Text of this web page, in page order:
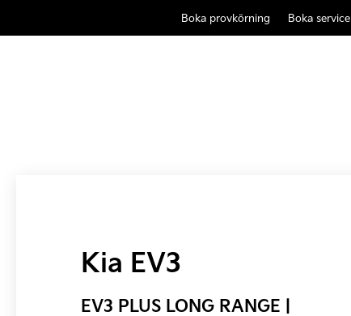
Boka provkörning Boka service
Kia EV3
EV3 PLUS LONG RANGE |